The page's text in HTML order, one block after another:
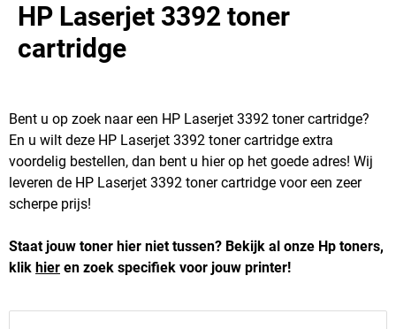
HP Laserjet 3392 toner
cartridge
Bent u op zoek naar een HP Laserjet 3392 toner cartridge?
En u wilt deze HP Laserjet 3392 toner cartridge extra
voordelig bestellen, dan bent u hier op het goede adres! Wij
leveren de HP Laserjet 3392 toner cartridge voor een zeer
scherpe prijs!
Staat jouw toner hier niet tussen? Bekijk al onze Hp toners,
klik hier en zoek specifiek voor jouw printer!